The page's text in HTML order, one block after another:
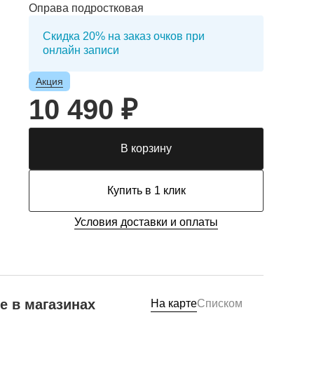
Оправа подростковая
Скидка 20% на заказ очков при
онлайн записи
Акция
10 490 ₽
В корзину
Купить в 1 клик
Условия доставки и оплаты
в магазинах На картеСписком